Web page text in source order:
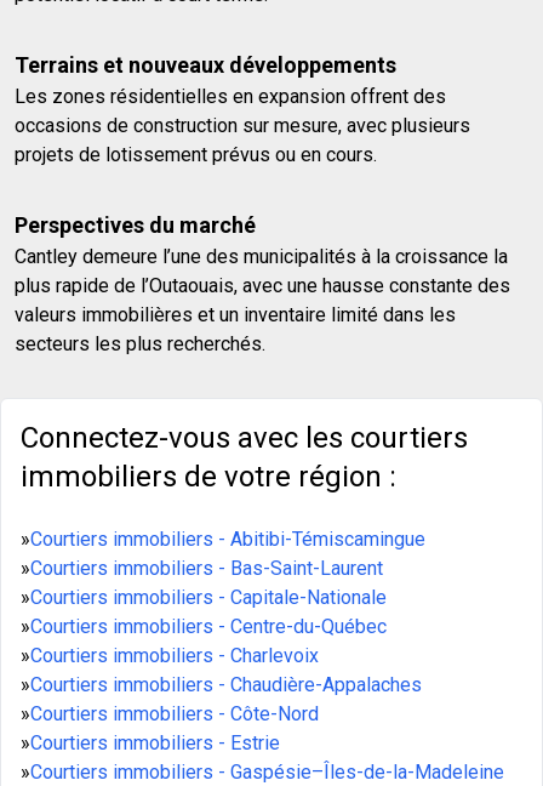
Terrains et nouveaux développements
Les zones résidentielles en expansion offrent des
occasions de construction sur mesure, avec plusieurs
projets de lotissement prévus ou en cours.
Perspectives du marché
Cantley demeure l’une des municipalités à la croissance la
plus rapide de l’Outaouais, avec une hausse constante des
valeurs immobilières et un inventaire limité dans les
secteurs les plus recherchés.
Connectez-vous avec les courtiers
immobiliers de votre région :
»Courtiers immobiliers - Abitibi-Témiscamingue
»Courtiers immobiliers - Bas-Saint-Laurent
»Courtiers immobiliers - Capitale-Nationale
»Courtiers immobiliers - Centre-du-Québec
»Courtiers immobiliers - Charlevoix
»Courtiers immobiliers - Chaudière-Appalaches
»Courtiers immobiliers - Côte-Nord
»Courtiers immobiliers - Estrie
»Courtiers immobiliers - Gaspésie–Îles-de-la-Madeleine